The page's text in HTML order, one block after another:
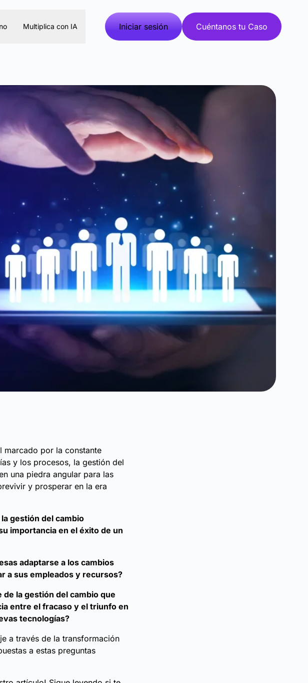
Multiplica con IA Iniciar sesión Cuéntanos tu Caso
marcado por la constante
y los procesos, la gestión del
una piedra angular para las
y prosperar en la era
gestión del cambio
importancia en el éxito de un
adaptarse a los cambios
a sus empleados y recursos?
de la gestión del cambio que
entre el fracaso y el triunfo en
tecnologías?
a través de la transformación
a estas preguntas